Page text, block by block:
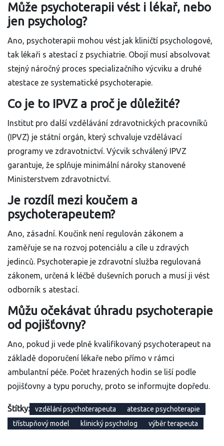
Může psychoterapii vést i lékař, nebo
jen psycholog?
Ano, psychoterapii mohou vést jak kliničtí psychologové,
tak lékaři s atestací z psychiatrie. Obojí musí absolvovat
stejný náročný proces specializačního výcviku a druhé
atestace ze systematické psychoterapie.
Co je to IPVZ a proč je důležité?
Institut pro další vzdělávání zdravotnických pracovníků
(IPVZ) je státní orgán, který schvaluje vzdělávací
programy ve zdravotnictví. Výcvik schválený IPVZ
garantuje, že splňuje minimální nároky stanovené
Ministerstvem zdravotnictví.
Je rozdíl mezi koučem a
psychoterapeutem?
Ano, zásadní. Koučink není regulován zákonem a
zaměřuje se na rozvoj potenciálu a cíle u zdravých
jedinců. Psychoterapie je zdravotní služba regulovaná
zákonem, určená k léčbě duševních poruch a musí ji vést
odborník s atestací.
Můžu očekávat úhradu psychoterapie
od pojišťovny?
Ano, pokud ji vede plně kvalifikovaný psychoterapeut na
základě doporučení lékaře nebo přímo v rámci
ambulantní péče. Počet hrazených hodin se liší podle
pojišťovny a typu poruchy, proto se informujte dopředu.
Štítky: vzdělání psychoterapeuta
atestace psychoterapie
třístupňový model
klinický psycholog výběr terapeuta